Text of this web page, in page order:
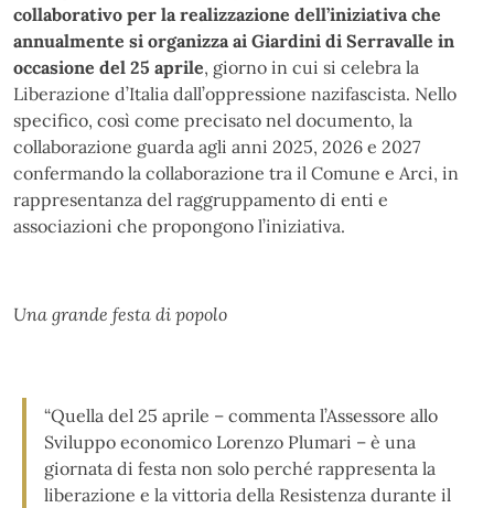
collaborativo per la realizzazione dell’iniziativa che
annualmente si organizza ai Giardini di Serravalle in
occasione del 25 aprile, giorno in cui si celebra la
Liberazione d’Italia dall’oppressione nazifascista. Nello
specifico, così come precisato nel documento, la
collaborazione guarda agli anni 2025, 2026 e 2027
confermando la collaborazione tra il Comune e Arci, in
rappresentanza del raggruppamento di enti e
associazioni che propongono l’iniziativa.
Una grande festa di popolo
“Quella del 25 aprile – commenta l’Assessore allo
Sviluppo economico Lorenzo Plumari – è una
giornata di festa non solo perché rappresenta la
liberazione e la vittoria della Resistenza durante il